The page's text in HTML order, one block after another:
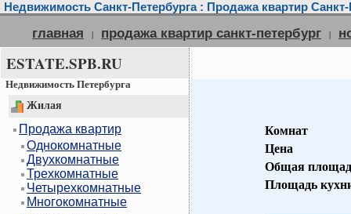
Недвижимость Санкт-Петербурга : Продажа квартир Санкт-
главная | продажа квартир санкт-петербург |
ESTATE.SPB.RU
Недвижимость Петербурга
Жилая
Продажа квартир
Однокомнатные
Двухкомнатные
Трехкомнатные
Четырехкомнатные
Многокомнатные
Комнат
Цена
Общая
Площадь